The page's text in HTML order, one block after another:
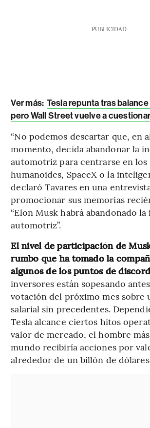
PUBLICIDAD
Ver más: Tesla repunta tras
pero Wall Street vuelve a
“No podemos descartar que, en
momento, decida abandonar la
automotriz para centrarse en
humanoides, SpaceX o la
declaró Tavares en una
promocionar sus memorias
“Elon Musk habrá abandonado
automotriz”.
El nivel de participación de
rumbo que ha tomado la
algunos de los puntos de
inversores están sopesando
votación del próximo mes sobre
salarial sin precedentes.
Tesla alcance ciertos hitos
valor de mercado, el hombre
mundo recibiría acciones por
alrededor de un billón de